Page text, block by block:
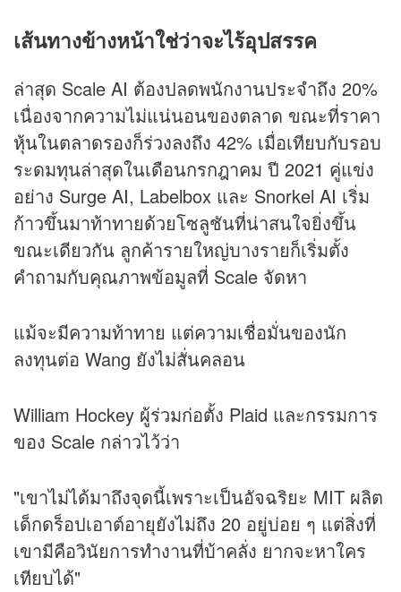
เส้นทางข้างหน้าใช่ว่าจะไร้อุปสรรค
ล่าสุด Scale AI ต้องปลดพนักงานประจำถึง 20%
เนื่องจากความไม่แน่นอนของตลาด ขณะที่ราคา
หุ้นในตลาดรองก็ร่วงลงถึง 42% เมื่อเทียบกับรอบ
ระดมทุนล่าสุดในเดือนกรกฎาคม ปี 2021 คู่แข่ง
อย่าง Surge AI, Labelbox และ Snorkel AI เริ่ม
ก้าวขึ้นมาท้าทายด้วยโซลูชันที่น่าสนใจยิ่งขึ้น
ขณะเดียวกัน ลูกค้ารายใหญ่บางรายก็เริ่มตั้ง
คำถามกับคุณภาพข้อมูลที่ Scale จัดหา
แม้จะมีความท้าทาย แต่ความเชื่อมั่นของนัก
ลงทุนต่อ Wang ยังไม่สั่นคลอน
William Hockey ผู้ร่วมก่อตั้ง Plaid และกรรมการ
ของ Scale กล่าวไว้ว่า
"เขาไม่ได้มาถึงจุดนี้เพราะเป็นอัจฉริยะ MIT ผลิต
เด็กดร็อปเอาต์อายุยังไม่ถึง 20 อยู่บ่อย ๆ แต่สิ่งที่
เขามีคือวินัยการทำงานที่บ้าคลั่ง ยากจะหาใคร
เทียบได้"